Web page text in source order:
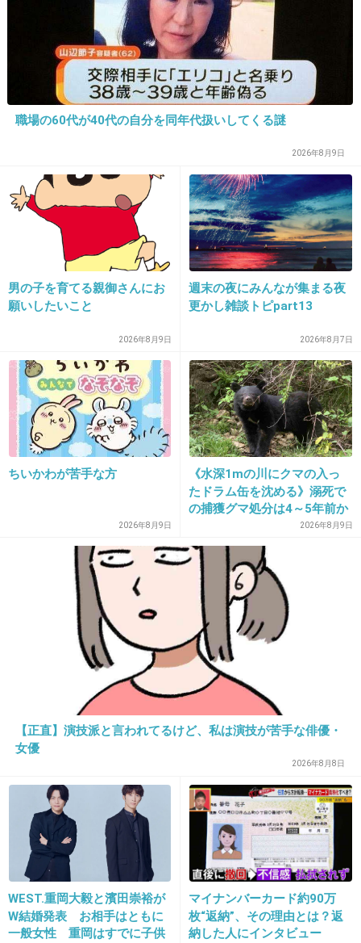
脳みそがパンクしてんだよ。
現金、カード、キャッシュレス、ポイントと
+187
最初に告げても忘れる場合があるので
1件の返信
+140 -1
さっさと弁当箱を出せこのヤロー
1件の返信
+60 -1
ミキティ心狭すぎん？
2件の返信
+48
2026/07/07(火) 22:22:18
家族に裏返しに脱いだ服や靴下は戻せとよく言
ってるけど
そんな難しいことなのかお前ら？
5件の返信
職場の60代が40代の自分を同年代扱いしてくる謎
2026年8月9日
男の子を育てる親御さんにお
願いしたいこと
2026年8月9日
週末の夜にみんなが集まる夜
更かし雑談トピpart13
2026年8月7日
ちいかわが苦手な方
2026年8月9日
《水深1mの川にクマの入っ
たドラム缶を沈める》溺死で
の捕獲グマ処分は4～5年前か
ら 「先人の経験から時間を
決めていた」「溺死だけがフ
ォーカスされ困惑」と町の担
当者
2026年8月9日
【正直】演技派と言われてるけど、私は演技が苦手な俳優・
女優
2026年8月8日
WEST.重岡大毅と濱田崇裕が
W結婚発表 お相手はともに
一般女性 重岡はすでに子供
マイナンバーカード約90万
枚“返納”、その理由とは？返
納した人にインタビュー